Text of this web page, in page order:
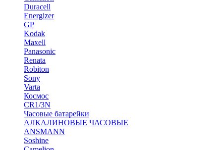
Duracell
Energizer
GP
Kodak
Maxell
Panasonic
Renata
Robiton
Sony
Varta
Космос
CR1/3N
Часовые батарейки
АЛКАЛИНОВЫЕ ЧАСОВЫЕ
ANSMANN
Soshine